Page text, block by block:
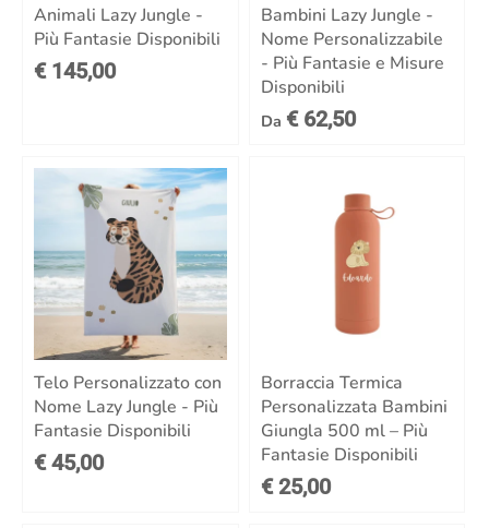
Animali Lazy Jungle -
Più Fantasie Disponibili
€ 145,00
Bambini Lazy Jungle -
Nome Personalizzabile
- Più Fantasie e Misure
Disponibili
Da € 62,50
Telo Personalizzato con
Nome Lazy Jungle - Più
Fantasie Disponibili
€ 45,00
Borraccia Termica
Personalizzata Bambini
Giungla 500 ml – Più
Fantasie Disponibili
€ 25,00